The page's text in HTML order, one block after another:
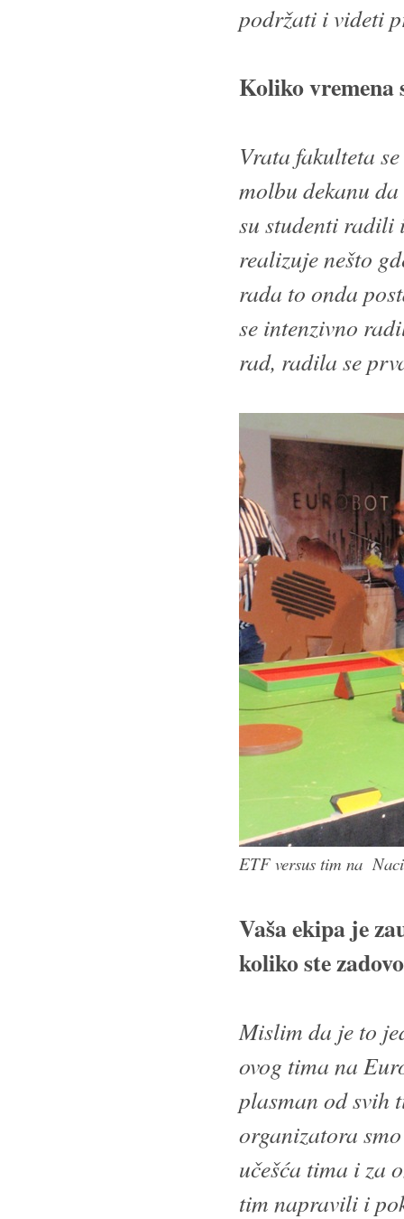
podržati i videti
Koliko vremena
Vrata fakulteta
molbu dekanu
su studenti radili
realizuje nešto
rada to onda
se intenzivno
rad, radila se
ETF versus tim na
Vaša ekipa je
koliko ste
Mislim da je to
ovog tima na
plasman od svih
organizatora
učešća tima i za
tim napravili i